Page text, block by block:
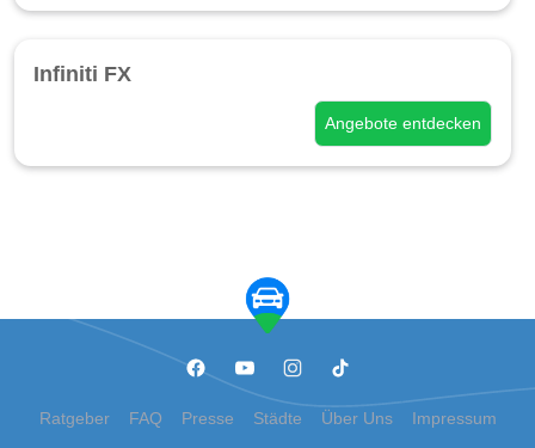
Infiniti FX
Angebote entdecken
Ratgeber FAQ Presse Städte Über Uns Impressum